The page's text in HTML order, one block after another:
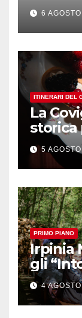
è nato
6
ITINERARI DEL
La
storica pasticceria d’estate
ma il
5
PRIMO PIANO
Irpinia
gli
cibo
4